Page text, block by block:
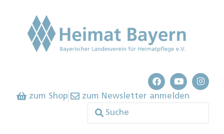
zum Shop zum Newsletter anmelden